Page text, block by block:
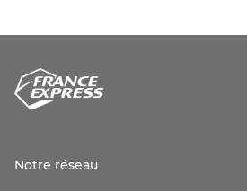
Notre réseau